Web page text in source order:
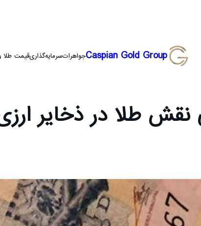
Caspian Gold Groupجواهراتسرمایه‌گذاریقیمت طلا
نقش طلا در ذخایر